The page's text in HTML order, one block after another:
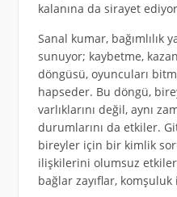
kalanına da sirayet
Sanal kumar, bağımlılık
sunuyor; kaybetme,
döngüsü, oyuncuları
hapseder. Bu döngü,
varlıklarını değil, aynı
durumlarını da etkiler.
bireyler için bir kimlik
ilişkilerini olumsuz
bağlar zayıflar,